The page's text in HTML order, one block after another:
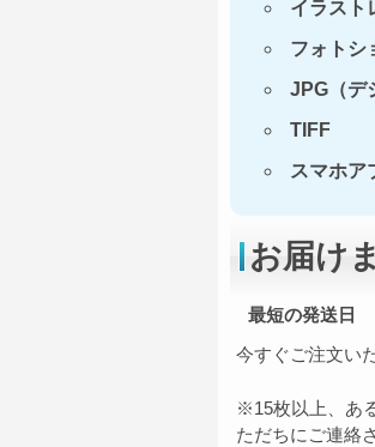
イラスト
フォトシ
JPG（デ
TIFF
スマホア
お届け
最短の発送日
今すぐご注文い
※15枚以上、あ
ただちにご連絡